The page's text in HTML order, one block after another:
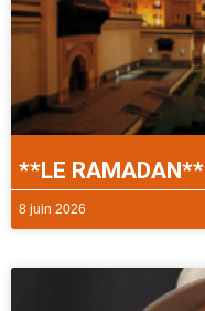
**LE RAMADAN**
8 juin 2026